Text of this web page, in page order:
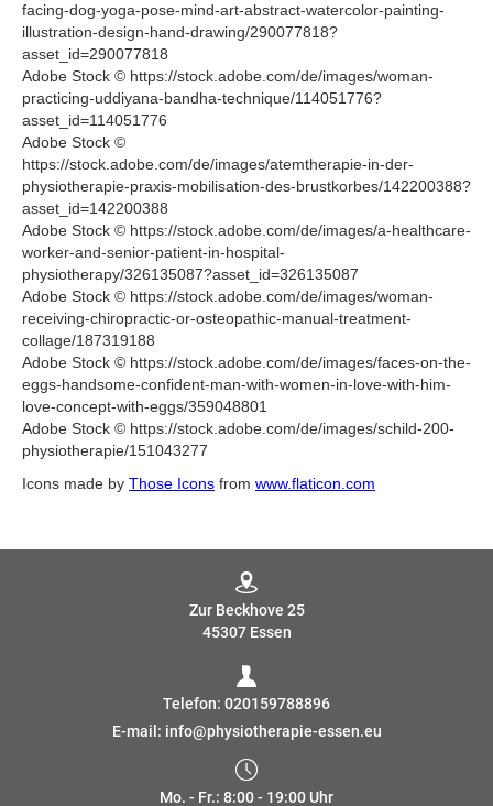
facing-dog-yoga-pose-mind-art-abstract-watercolor-painting-
illustration-design-hand-drawing/290077818?
asset_id=290077818
Adobe Stock © https://stock.adobe.com/de/images/woman-
practicing-uddiyana-bandha-technique/114051776?
asset_id=114051776
Adobe Stock ©
https://stock.adobe.com/de/images/atemtherapie-in-der-
physiotherapie-praxis-mobilisation-des-brustkorbes/142200388?
asset_id=142200388
Adobe Stock © https://stock.adobe.com/de/images/a-healthcare-
worker-and-senior-patient-in-hospital-
physiotherapy/326135087?asset_id=326135087
Adobe Stock © https://stock.adobe.com/de/images/woman-
receiving-chiropractic-or-osteopathic-manual-treatment-
collage/187319188
Adobe Stock © https://stock.adobe.com/de/images/faces-on-the-
eggs-handsome-confident-man-with-women-in-love-with-him-
love-concept-with-eggs/359048801
Adobe Stock © https://stock.adobe.com/de/images/schild-200-
physiotherapie/151043277
Icons made by Those Icons from www.flaticon.com
Zur Beckhove 25
45307 Essen
Telefon: 020159788896
E-mail: info@physiotherapie-essen.eu
Mo. - Fr.: 8:00 - 19:00 Uhr